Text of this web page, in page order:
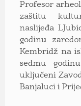
Profesor
zaštitu
naslijeđa
godinu
Kembridž na
sedmu
uključeni
Banjaluci i